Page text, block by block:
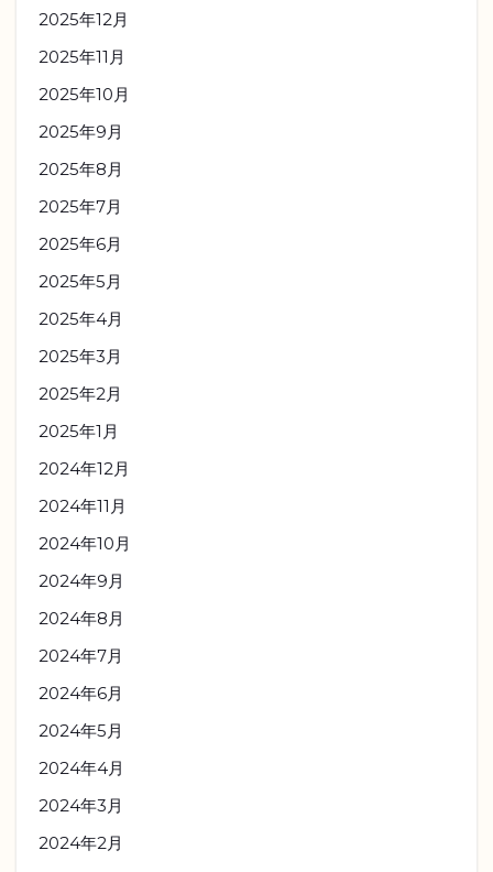
2025年12月
2025年11月
2025年10月
2025年9月
2025年8月
2025年7月
2025年6月
2025年5月
2025年4月
2025年3月
2025年2月
2025年1月
2024年12月
2024年11月
2024年10月
2024年9月
2024年8月
2024年7月
2024年6月
2024年5月
2024年4月
2024年3月
2024年2月